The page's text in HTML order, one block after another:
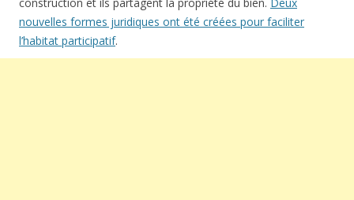
nouvelles formes juridiques ont été créées pour faciliter
l’habitat participatif.